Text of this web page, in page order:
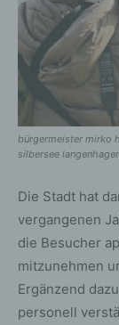
bürgermeister mirko
silbersee
Die Stadt hat
vergangenen
die Besucher
mitzunehmen
Ergänzend
personell